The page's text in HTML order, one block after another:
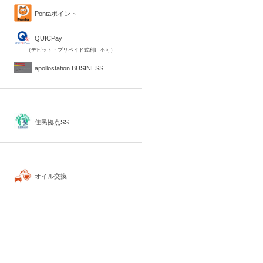
Pontaポイント
QUICPay
（デビット・プリペイド式利用不可）
apollostation BUSINESS
住民拠点SS
オイル交換